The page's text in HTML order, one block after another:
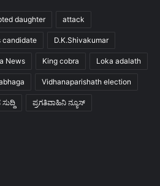
daughter attack
candidate D.K.Shivakumar
News King cobra Loka adalath
Vidhanaparishath election
ಪ್ರಗತಿವಾಹಿನಿ ನ್ಯೂಸ್